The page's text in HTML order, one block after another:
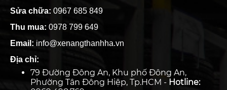
Sửa chữa: 0967 685 849
Thu mua: 0978 799 649
Email: info@xenangthanhha.vn
Địa chỉ:
79 Đường Đông An, Khu phố Đông An,
Phường Tân Đông Hiệp, Tp.HCM - Hotline: